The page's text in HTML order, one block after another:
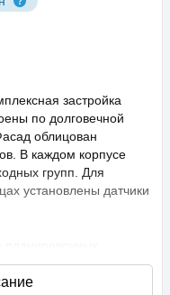
застройка
по долговечной
облицован
В каждом корпусе
групп. Для
установлены датчики
типа, так и
отделкой,